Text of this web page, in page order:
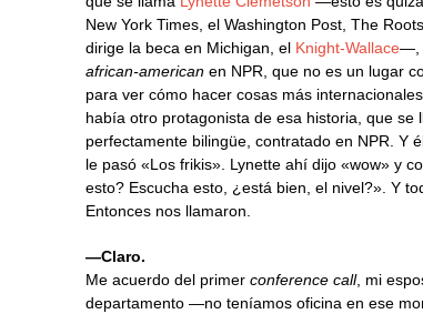
New York Times, el Washington Post, The
dirige la beca en Michigan, el Knight-Wallace—,
african-american en NPR, que no es un lugar
para ver cómo hacer cosas más
había otro protagonista de esa historia, que se
perfectamente bilingüe, contratado en NPR. Y
le pasó «Los frikis». Lynette ahí dijo «wow» y
esto? Escucha esto, ¿está bien, el nivel?». Y
Entonces nos llamaron.
—Claro.
Me acuerdo del primerconference call, mi
departamento —no teníamos oficina en ese